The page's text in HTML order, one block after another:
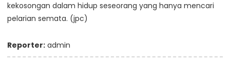
kekosongan dalam hidup seseorang yang hanya mencari
pelarian semata. (jpc)
Reporter: admin